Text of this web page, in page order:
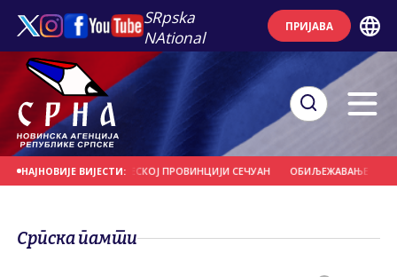
SRpska
NAtional
ПРИЈАВА
НАЈНОВИЈЕ ВИЈЕСТИ:
5,2 СТЕПЕНА У КИНЕСКОЈ ПРОВИНЦИЈИ СЕЧУАН ОБИЉЕЖАВАЊЕ 31
Српска памти